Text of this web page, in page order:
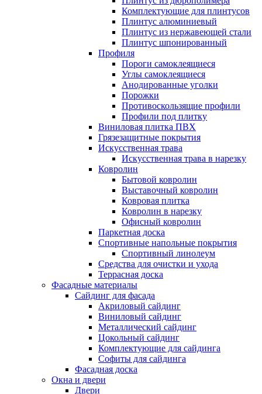
Комплектующие для плинтусов
Плинтус алюминиевый
Плинтус из нержавеющей стали
Плинтус шпонированный
Профиля
Пороги самоклеящиеся
Углы самоклеящиеся
Анодированные уголки
Порожки
Противоскользящие профили
Профили под плитку
Виниловая плитка ПВХ
Грязезащитные покрытия
Искусственная трава
Искусственная трава в нарезку
Ковролин
Бытовой ковролин
Выставочный ковролин
Ковровая плитка
Ковролин в нарезку
Офисный ковролин
Паркетная доска
Спортивные напольные покрытия
Спортивный линолеум
Средства для очистки и ухода
Террасная доска
Фасадные материалы
Сайдинг для фасада
Акриловый сайдинг
Виниловый сайдинг
Металлический сайдинг
Цокольный сайдинг
Комплектующие для сайдинга
Софиты для сайдинга
Фасадная доска
Окна и двери
Двери